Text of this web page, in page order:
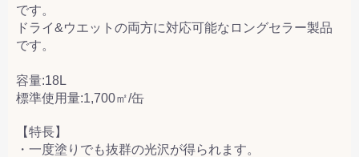
です。
ドライ&ウエットの両方に対応可能なロングセラー製品
です。
容量:18L
標準使用量:1,700㎡/缶
【特長】
・一度塗りでも抜群の光沢が得られます。